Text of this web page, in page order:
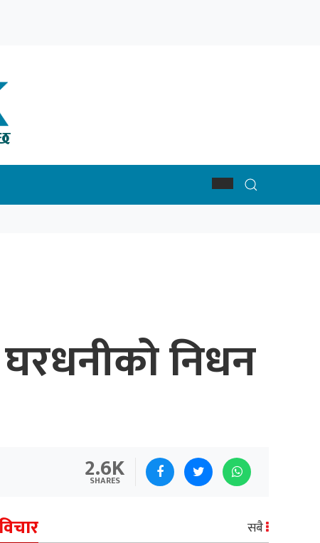
निधन
2.6K
SHARES
सबै